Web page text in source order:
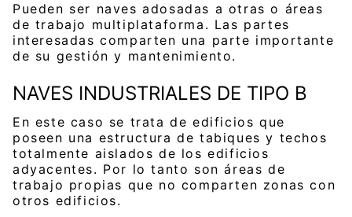
Pueden ser naves adosadas a otras o áreas
de trabajo multiplataforma. Las partes
interesadas comparten una parte importante
de su gestión y mantenimiento.
NAVES INDUSTRIALES DE TIPO B
En este caso se trata de edificios que
poseen una estructura de tabiques y techos
totalmente aislados de los edificios
adyacentes. Por lo tanto son áreas de
trabajo propias que no comparten zonas con
otros edificios.